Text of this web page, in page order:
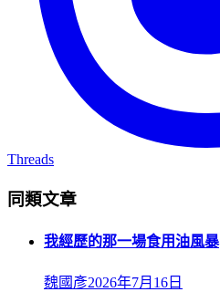
Threads
同類文章
我經歷的那一場食用油風暴
魏國彥2026年7月16日